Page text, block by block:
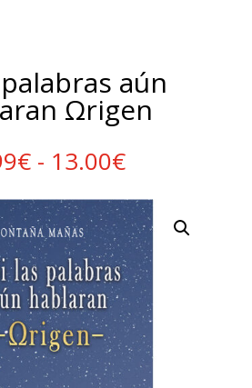
aún
Ωrigen
€ - 13.00€Rango
de
precios:
desde
4.99€
hasta
13.00€